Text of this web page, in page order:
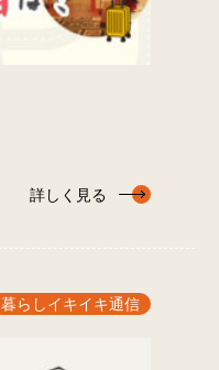
詳しく見る
暮らしイキイキ通信